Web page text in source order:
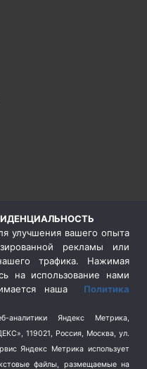
улучшения вашего опыта
рекламы или
трафика. Нажимая
на использование нами
наша Политика
аналитики Яндекс Метрика,
119021, Россия, Москва, ул.
Яндекс Метрика использует
файлы, размещаемые на